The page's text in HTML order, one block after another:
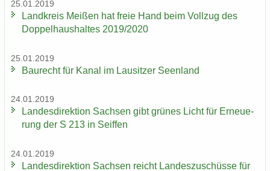
25.01.2019
Land­kreis Mei­ßen hat freie Hand beim Voll­zug des
Dop­pel­haus­hal­tes 2019/2020
25.01.2019
Bau­recht für Kanal im Lau­sit­zer Se­en­land
24.01.2019
Lan­des­di­rek­ti­on Sach­sen gibt grü­nes Licht für Er­neue­
rung der S 213 in Seif­fen
24.01.2019
Lan­des­di­rek­ti­on Sach­sen reicht Lan­des­zu­schüs­se für